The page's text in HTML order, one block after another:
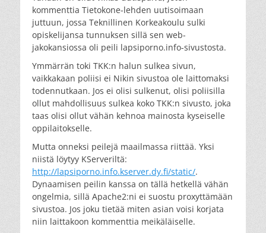
kommenttia Tietokone-lehden uutisoimaan
juttuun, jossa Teknillinen Korkeakoulu sulki
opiskelijansa tunnuksen sillä sen web-
jakokansiossa oli peili lapsiporno.info-sivustosta.
Ymmärrän toki TKK:n halun sulkea sivun,
vaikkakaan poliisi ei Nikin sivustoa ole laittomaksi
todennutkaan. Jos ei olisi sulkenut, olisi poliisilla
ollut mahdollisuus sulkea koko TKK:n sivusto, joka
taas olisi ollut vähän kehnoa mainosta kyseiselle
oppilaitokselle.
Mutta onneksi peilejä maailmassa riittää. Yksi
niistä löytyy KServeriltä:
http://lapsiporno.info.kserver.dy.fi/static/.
Dynaamisen peilin kanssa on tällä hetkellä vähän
ongelmia, sillä Apache2:ni ei suostu proxyttämään
sivustoa. Jos joku tietää miten asian voisi korjata
niin laittakoon kommenttia meikäläiselle.